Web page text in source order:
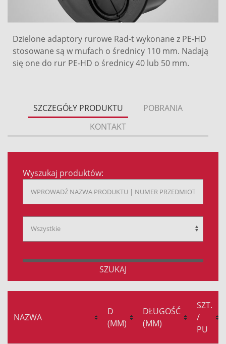
Dzielone adaptory rurowe Rad-t wykonane z PE-HD
stosowane są w mufach o średnicy 110 mm. Nadają
się one do rur PE-HD o średnicy 40 lub 50 mm.
SZCZEGÓŁY PRODUKTU
POBRANIA
KONTAKT
Wyszukaj produktów:
SZUKAJ
NAZWA
D
(MM)
DŁUGOŚĆ
(MM)
SZT.
/
PU